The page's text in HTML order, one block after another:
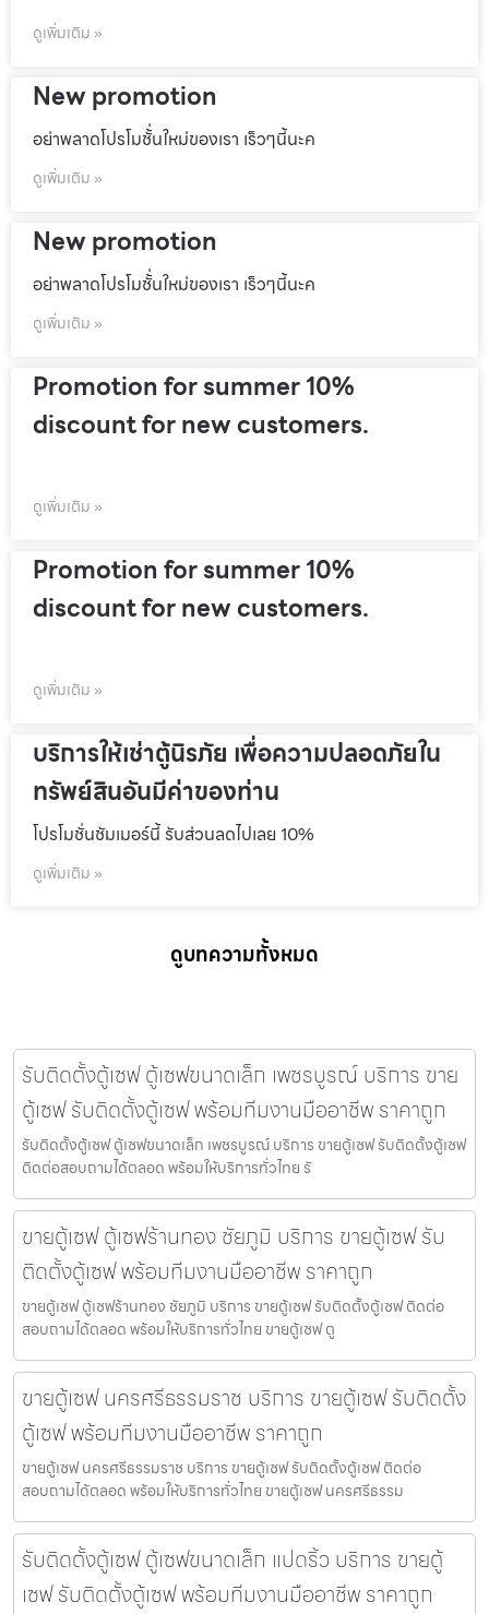
ดูเพิ่มเติม »
New promotion
อย่าพลาดโปรโมชั้่นใหม่ของเรา เร็วๆนี้นะค
ดูเพิ่มเติม »
New promotion
อย่าพลาดโปรโมชั้่นใหม่ของเรา เร็วๆนี้นะค
ดูเพิ่มเติม »
Promotion for summer 10%
discount for new customers.
ดูเพิ่มเติม »
Promotion for summer 10%
discount for new customers.
ดูเพิ่มเติม »
บริการให้เช่าตู้นิรภัย เพื่อความปลอดภัยใน
ทรัพย์สินอันมีค่าของท่าน
โปรโมชั่นชัมเมอร์นี้ รับส่วนลดไปเลย 10%
ดูเพิ่มเติม »
ดูบทความทั้งหมด
รับติดตั้งตู้เซฟ ตู้เซฟขนาดเล็ก เพชรบูรณ์ บริการ ขาย
ตู้เซฟ รับติดตั้งตู้เซฟ พร้อมทีมงานมืออาชีพ ราคาถูก
รับติดตั้งตู้เซฟ ตู้เซฟขนาดเล็ก เพชรบูรณ์ บริการ ขายตู้เซฟ รับติดตั้งตู้เซฟ
ติดต่อสอบถามได้ตลอด พร้อมให้บริการทั่วไทย รั
ขายตู้เซฟ ตู้เซฟร้านทอง ชัยภูมิ บริการ ขายตู้เซฟ รับ
ติดตั้งตู้เซฟ พร้อมทีมงานมืออาชีพ ราคาถูก
ขายตู้เซฟ ตู้เซฟร้านทอง ชัยภูมิ บริการ ขายตู้เซฟ รับติดตั้งตู้เซฟ ติดต่อ
สอบถามได้ตลอด พร้อมให้บริการทั่วไทย ขายตู้เซฟ ตู
ขายตู้เซฟ นครศรีธรรมราช บริการ ขายตู้เซฟ รับติดตั้ง
ตู้เซฟ พร้อมทีมงานมืออาชีพ ราคาถูก
ขายตู้เซฟ นครศรีธรรมราช บริการ ขายตู้เซฟ รับติดตั้งตู้เซฟ ติดต่อ
สอบถามได้ตลอด พร้อมให้บริการทั่วไทย ขายตู้เซฟ นครศรีธรรม
รับติดตั้งตู้เซฟ ตู้เซฟขนาดเล็ก แปดริ้ว บริการ ขายตู้
เซฟ รับติดตั้งตู้เซฟ พร้อมทีมงานมืออาชีพ ราคาถูก